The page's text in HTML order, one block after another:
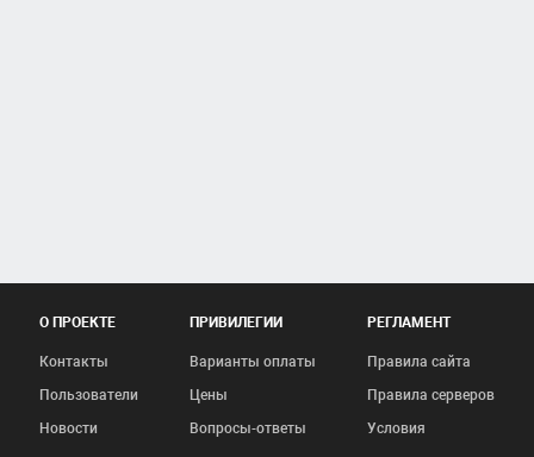
О ПРОЕКТЕ
Контакты
Пользователи
Новости
ПРИВИЛЕГИИ
Варианты оплаты
Цены
Вопросы-ответы
РЕГЛАМЕНТ
Правила сайта
Правила серверов
Условия